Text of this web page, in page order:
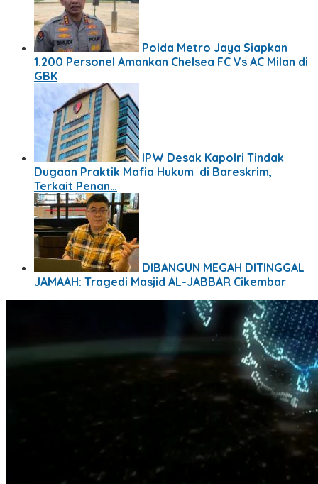
Polda Metro Jaya Siapkan
1.200 Personel Amankan Chelsea FC Vs AC Milan di
GBK
IPW Desak Kapolri Tindak
Dugaan Praktik Mafia Hukum di Bareskrim,
Terkait Penan…
DIBANGUN MEGAH DITINGGAL
JAMAAH: Tragedi Masjid AL-JABBAR Cikembar